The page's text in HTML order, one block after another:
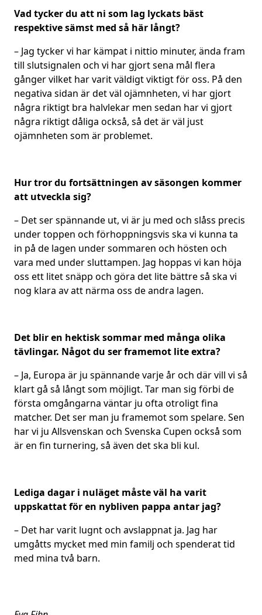
Vad tycker du att ni som lag lyckats bäst
respektive sämst med så här långt?
– Jag tycker vi har kämpat i nittio minuter, ända fram
till slutsignalen och vi har gjort sena mål flera
gånger vilket har varit väldigt viktigt för oss. På den
negativa sidan är det väl ojämnheten, vi har gjort
några riktigt bra halvlekar men sedan har vi gjort
några riktigt dåliga också, så det är väl just
ojämnheten som är problemet.
Hur tror du fortsättningen av säsongen kommer
att utveckla sig?
– Det ser spännande ut, vi är ju med och slåss precis
under toppen och förhoppningsvis ska vi kunna ta
in på de lagen under sommaren och hösten och
vara med under sluttampen. Jag hoppas vi kan höja
oss ett litet snäpp och göra det lite bättre så ska vi
nog klara av att närma oss de andra lagen.
Det blir en hektisk sommar med många olika
tävlingar. Något du ser framemot lite extra?
– Ja, Europa är ju spännande varje år och där vill vi så
klart gå så långt som möjligt. Tar man sig förbi de
första omgångarna väntar ju ofta otroligt fina
matcher. Det ser man ju framemot som spelare. Sen
har vi ju Allsvenskan och Svenska Cupen också som
är en fin turnering, så även det ska bli kul.
Lediga dagar i nuläget måste väl ha varit
uppskattat för en nybliven pappa antar jag?
– Det har varit lugnt och avslappnat ja. Jag har
umgåtts mycket med min familj och spenderat tid
med mina två barn.